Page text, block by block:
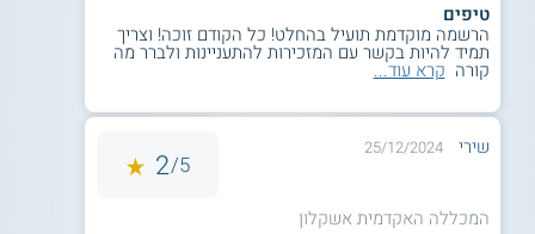
טיפים
הרשמה מוקדמת תועיל בהחלט! כל הקודם זוכה! וצריך
תמיד להיות בקשר עם המזכירות להתעניינות ולברר מה
קורה קרא עוד...
שירי 25/12/2024
5/
2
המכללה האקדמית אשקלון